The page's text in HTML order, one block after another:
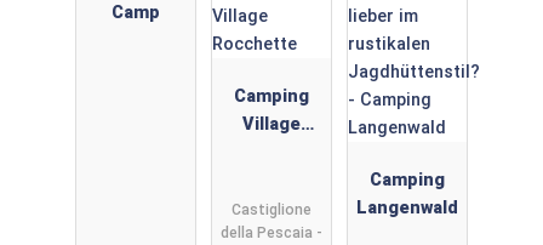
Camp
Camping
Village
Castiglione
della Pescaia -
Camping
Langenwald